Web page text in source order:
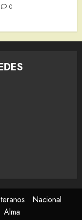
0
Nacional
Alma